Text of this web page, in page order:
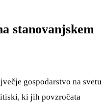
stanovanjskem
gospodarstvo na svetu
ki jih povzročata